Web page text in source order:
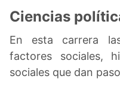
Ciencias
En esta carrera
factores sociales,
sociales que dan